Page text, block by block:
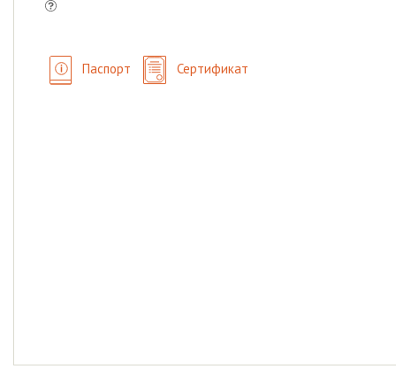
Паспорт Сертификат